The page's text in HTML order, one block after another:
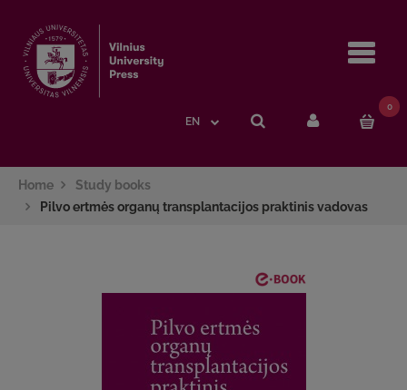
EN
0
Home
Study books
Pilvo ertmės organų transplantacijos praktinis vadovas